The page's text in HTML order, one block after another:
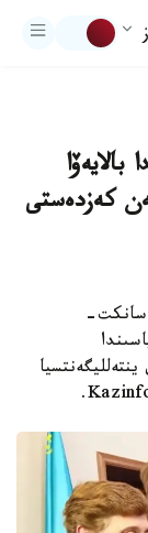
كەزدەستى
سانكت-